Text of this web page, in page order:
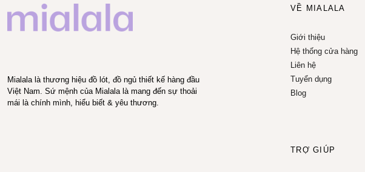
Mialala là thương hiệu đồ lót, đồ ngủ thiết kế hàng đầu
Việt Nam. Sứ mệnh của Mialala là mang đến sự thoải
mái là chính mình, hiểu biết & yêu thương.
VỀ MIALALA
Giới thiệu
Hệ thống cửa hàng
Liên hệ
Tuyển dụng
Blog
TRỢ GIÚP